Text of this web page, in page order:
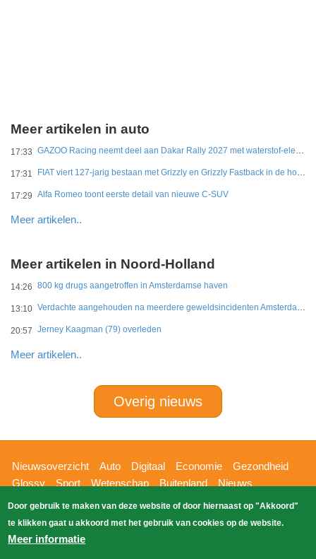
Meer artikelen in auto
17:33 GAZOO Racing neemt deel aan Dakar Rally 2027 met waterstof-elektrisch prototype van DKR GR Hilux
17:31 FIAT viert 127-jarig bestaan met Grizzly en Grizzly Fastback in de hoofdrol
17:29 Alfa Romeo toont eerste detail van nieuwe C-SUV
Meer artikelen..
Meer artikelen in Noord-Holland
14:26 800 kg drugs aangetroffen in Amsterdamse haven
13:10 Verdachte aangehouden na meerdere geweldsincidenten Amsterdam-West
20:57 Jerney Kaagman (79) overleden
Meer artikelen..
Overig nieuws
Hoofdnavigatie
Nieuwsoverzicht Auto Digitaal Economie
Gezondheid
Glossy
Sport Wetenschap Buitenland
Nieuws
Bizzpress
Blik op 112 Provincies
Weekoverzicht
Zoeken
Copyright Blik Op Nieuws 2026gehost
Door gebruik te maken van deze website of door hiernaast op "Akkoord"
te klikken gaat u akkoord met het gebruik van cookies op de website.
Meer informatie